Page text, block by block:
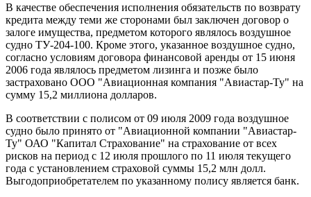
В качестве обеспечения исполнения обязательств по возврату
кредита между теми же сторонами был заключен договор о
залоге имущества, предметом которого являлось воздушное
судно ТУ-204-100. Кроме этого, указанное воздушное судно,
согласно условиям договора финансовой аренды от 15 июня
2006 года являлось предметом лизинга и позже было
застраховано ООО "Авиационная компания "Авиастар-Ту" на
сумму 15,2 миллиона долларов.
В соответствии с полисом от 09 июля 2009 года воздушное
судно было принято от "Авиационной компании "Авиастар-
Ту" ОАО "Капитал Страхование" на страхование от всех
рисков на период с 12 июля прошлого по 11 июля текущего
года с установлением страховой суммы 15,2 млн долл.
Выгодоприобретателем по указанному полису является банк.